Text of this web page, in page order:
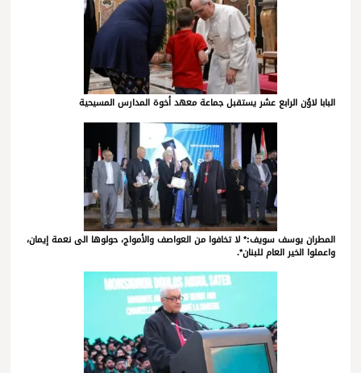
البابا لاوُن الرابع عشر يستقبل جماعة معهد أخوة المدارس المسيحية
المطران يوسف سويف:* لا تخافوا من العواصف والأمواج، حولوها الى نعمة إيمان،
واعملوا الخير العام للبنان*.